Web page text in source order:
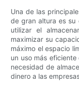
Una de las
de gran altura es su
utilizar el
maximizar su
máximo el espacio
un uso más
necesidad de
dinero a las